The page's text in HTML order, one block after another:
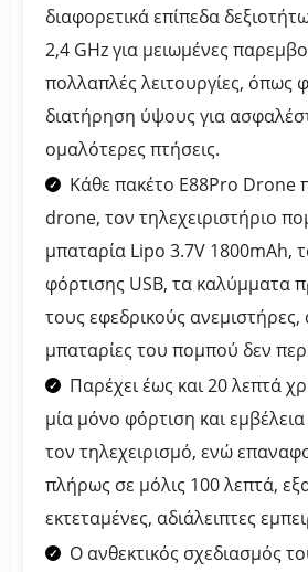
διαφορετικά επίπεδα
2,4 GHz για μειωμένες
πολλαπλές λειτουργίες, όπως
διατήρηση ύψους για
ομαλότερες πτήσεις.
Κάθε πακέτο E88Pro Drone
drone, τον τηλεχειριστήριο
μπαταρία Lipo 3.7V 1800mAh,
φόρτισης USB, τα καλύμματα
τους εφεδρικούς ανεμιστήρες,
μπαταρίες του πομπού δεν
Παρέχει έως και 20 λεπτά
μία μόνο φόρτιση και
τον τηλεχειρισμό, ενώ
πλήρως σε μόλις 100 λεπτά,
εκτεταμένες, αδιάλειπτες
Ο ανθεκτικός σχεδιασμός